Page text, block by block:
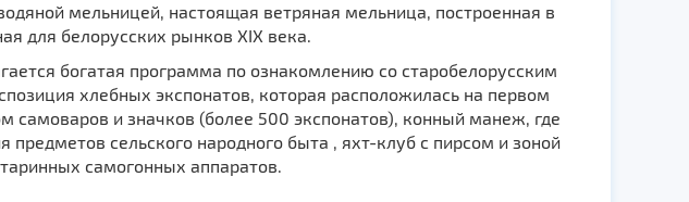
мельницей, настоящая ветряная мельница, построенная в
для белорусских рынков XIX века.
богатая программа по ознакомлению со старобелорусским
хлебных экспонатов, которая расположилась на первом
и значков (более 500 экспонатов), конный манеж, где
сельского народного быта , яхт-клуб с пирсом и зоной
самогонных аппаратов.